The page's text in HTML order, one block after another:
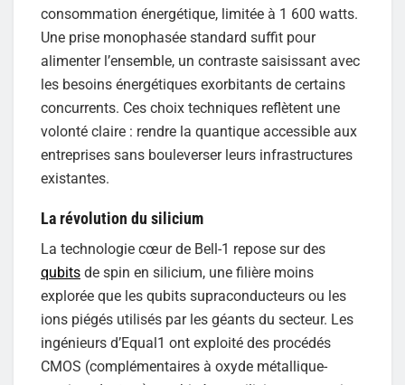
consommation énergétique, limitée à 1 600 watts.
Une prise monophasée standard suffit pour
alimenter l’ensemble, un contraste saisissant avec
les besoins énergétiques exorbitants de certains
concurrents. Ces choix techniques reflètent une
volonté claire : rendre la quantique accessible aux
entreprises sans bouleverser leurs infrastructures
existantes.
La révolution du silicium
La technologie cœur de Bell-1 repose sur des
qubits de spin en silicium, une filière moins
explorée que les qubits supraconducteurs ou les
ions piégés utilisés par les géants du secteur. Les
ingénieurs d’Equal1 ont exploité des procédés
CMOS (complémentaires à oxyde métallique-